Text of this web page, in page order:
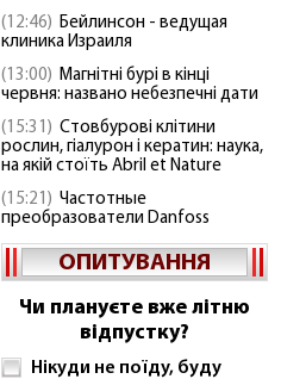
(12:46) Бейлинсон - ведущая
клиника Израиля
(13:00) Магнітні бурі в кінці
червня: названо небезпечні дати
(15:31) Стовбурові клітини
рослин, гіалурон і кератин: наука,
на якій стоїть Abril et Nature
(15:21) Частотные
преобразователи Danfoss
ОПИТУВАННЯ
Чи плануєте вже літню
відпустку?
Нікуди не поїду, буду